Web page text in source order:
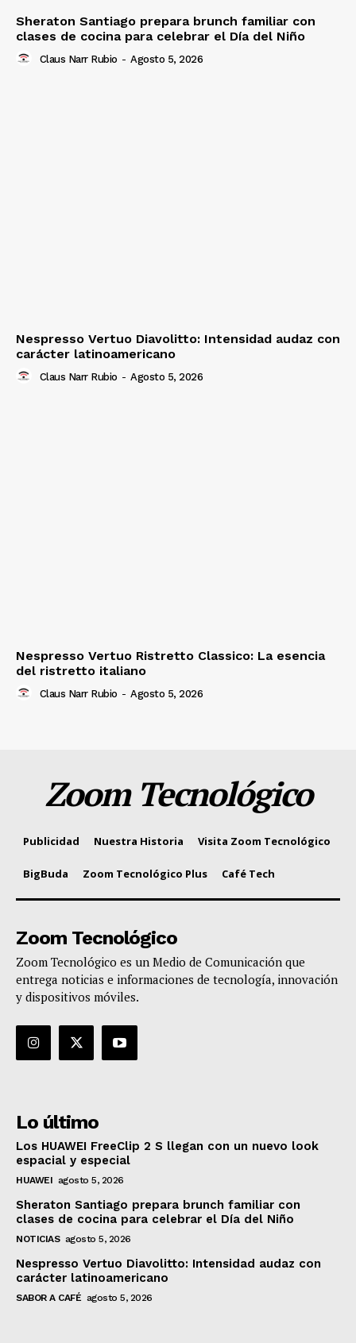
Sheraton Santiago prepara brunch familiar con
clases de cocina para celebrar el Día del Niño
Claus Narr Rubio - Agosto 5, 2026
Nespresso Vertuo Diavolitto: Intensidad audaz con
carácter latinoamericano
Claus Narr Rubio - Agosto 5, 2026
Nespresso Vertuo Ristretto Classico: La esencia
del ristretto italiano
Claus Narr Rubio - Agosto 5, 2026
Zoom Tecnológico
Publicidad Nuestra Historia Visita Zoom Tecnológico
BigBuda Zoom Tecnológico Plus Café Tech
Zoom Tecnológico
Zoom Tecnológico es un Medio de Comunicación que
entrega noticias e informaciones de tecnología, innovación
y dispositivos móviles.
Lo último
Los HUAWEI FreeClip 2 S llegan con un nuevo look
espacial y especial
HUAWEI agosto 5, 2026
Sheraton Santiago prepara brunch familiar con
clases de cocina para celebrar el Día del Niño
NOTICIAS agosto 5, 2026
Nespresso Vertuo Diavolitto: Intensidad audaz con
carácter latinoamericano
SABOR A CAFÉ agosto 5, 2026